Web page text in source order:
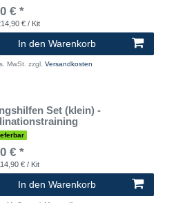
€ *
€ / Kit
In den Warenkorb
MwSt. zzgl. Versandkosten
Set (klein) -
€ *
€ / Kit
In den Warenkorb